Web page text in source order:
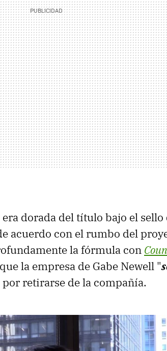
dorada del título bajo el sello
acuerdo con el rumbo del
la fórmula con
la empresa de Gabe Newell "
por retirarse de la compañía.